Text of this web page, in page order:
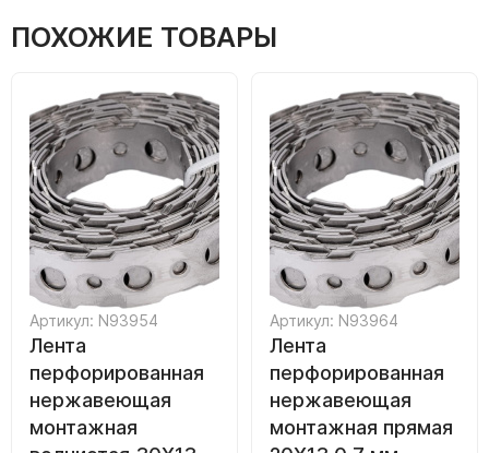
ПОХОЖИЕ ТОВАРЫ
Артикул: N93954
Лента
перфорированная
нержавеющая
монтажная
Артикул: N93964
Лента
перфорированная
нержавеющая
монтажная прямая